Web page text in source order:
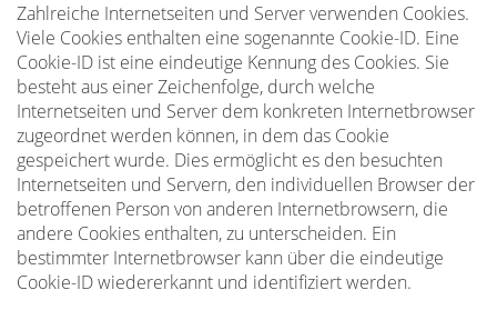
Zahlreiche Internetseiten und Server verwenden Cookies.
Viele Cookies enthalten eine sogenannte Cookie-ID. Eine
Cookie-ID ist eine eindeutige Kennung des Cookies. Sie
besteht aus einer Zeichenfolge, durch welche
Internetseiten und Server dem konkreten Internetbrowser
zugeordnet werden können, in dem das Cookie
gespeichert wurde. Dies ermöglicht es den besuchten
Internetseiten und Servern, den individuellen Browser der
betroffenen Person von anderen Internetbrowsern, die
andere Cookies enthalten, zu unterscheiden. Ein
bestimmter Internetbrowser kann über die eindeutige
Cookie-ID wiedererkannt und identifiziert werden.